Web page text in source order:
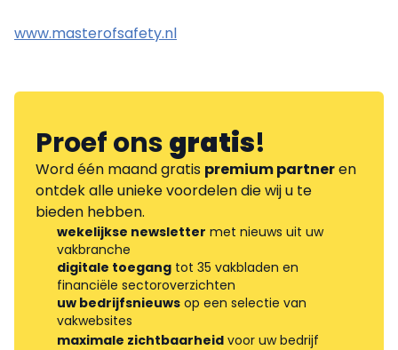
www.masterofsafety.nl
Proef onsgratis!
Word één maand gratis premium partneren
ontdek alle unieke voordelen die wij u te
bieden hebben.
wekelijkse newsletter met nieuws uit uw
vakbranche
digitale toegang tot 35 vakbladen en
financiële sectoroverzichten
uw bedrijfsnieuws op een selectie van
vakwebsites
maximale zichtbaarheid voor uw bedrijf